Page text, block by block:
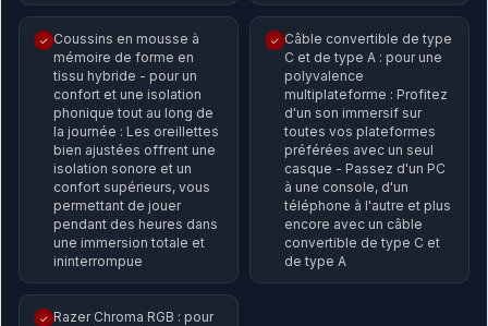
✓ Coussins en mousse à
mémoire de forme en
tissu hybride - pour un
confort et une isolation
phonique tout au long de
la journée : Les oreillettes
bien ajustées offrent une
isolation sonore et un
confort supérieurs, vous
permettant de jouer
pendant des heures dans
une immersion totale et
ininterrompue
✓ Câble convertible de type
C et de type A : pour une
polyvalence
multiplateforme : Profitez
d'un son immersif sur
toutes vos plateformes
préférées avec un seul
casque - Passez d'un PC
à une console, d'un
téléphone à l'autre et plus
encore avec un câble
convertible de type C et
de type A
✓ Razer Chroma RGB : pour